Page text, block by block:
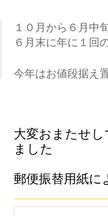
１０月から６月中
６月末に年に１回
今年はお値段据え
大変おまたせ
ました
郵便振替用紙に